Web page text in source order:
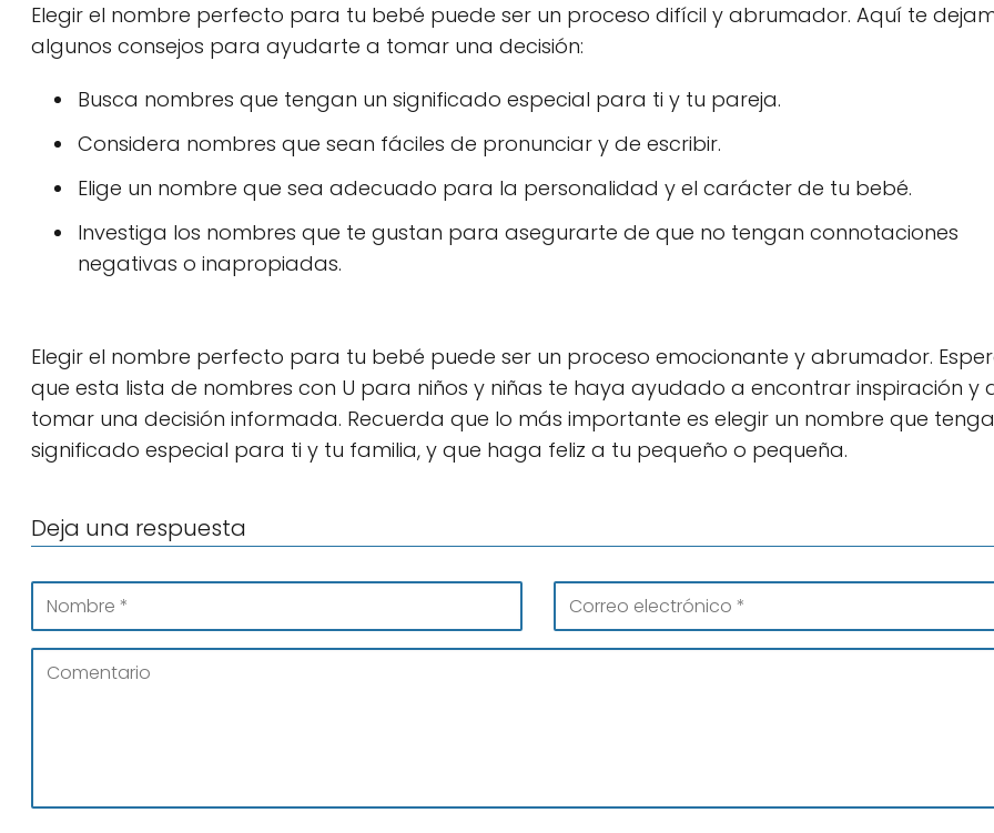
Elegir el nombre perfecto para tu bebé puede ser un proceso difícil y abrumador. Aquí te
algunos consejos para ayudarte a tomar una decisión:
Busca nombres que tengan un significado especial para ti y tu pareja.
Considera nombres que sean fáciles de pronunciar y de escribir.
Elige un nombre que sea adecuado para la personalidad y el carácter de tu bebé.
Investiga los nombres que te gustan para asegurarte de que no tengan connotaciones
negativas o inapropiadas.
Elegir el nombre perfecto para tu bebé puede ser un proceso emocionante y abrumador.
que esta lista de nombres con U para niños y niñas te haya ayudado a encontrar inspiración y
tomar una decisión informada. Recuerda que lo más importante es elegir un nombre que
significado especial para ti y tu familia, y que haga feliz a tu pequeño o pequeña.
Deja una respuesta